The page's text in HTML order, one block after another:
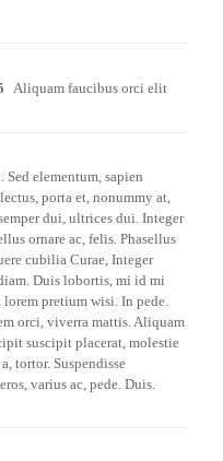
Aliquam faucibus orci elit
Sed elementum, sapien
porta et, nonummy at,
dui, ultrices dui. Integer
ornare ac, felis. Phasellus
cubilia Curae, Integer
Duis lobortis, mi id mi
pretium wisi. In pede.
orci, viverra mattis. Aliquam
suscipit placerat, molestie
tortor. Suspendisse
varius ac, pede. Duis.